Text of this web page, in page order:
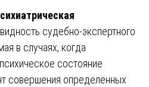
судебно-экспертного
в случаях, когда
состояние
совершения определённых